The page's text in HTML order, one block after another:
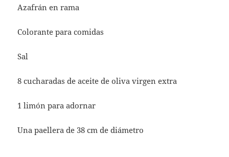
Azafrán en rama
Colorante para comidas
Sal
8 cucharadas de aceite de oliva virgen extra
1 limón para adornar
Una paellera de 38 cm de diámetro